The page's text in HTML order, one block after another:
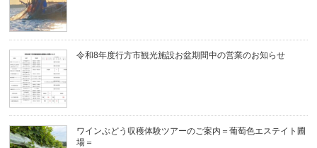
令和8年度行方市観光施設お盆期間中の営業のお知らせ
ワインぶどう収穫体験ツアーのご案内＝葡萄色エステイト圃
場＝